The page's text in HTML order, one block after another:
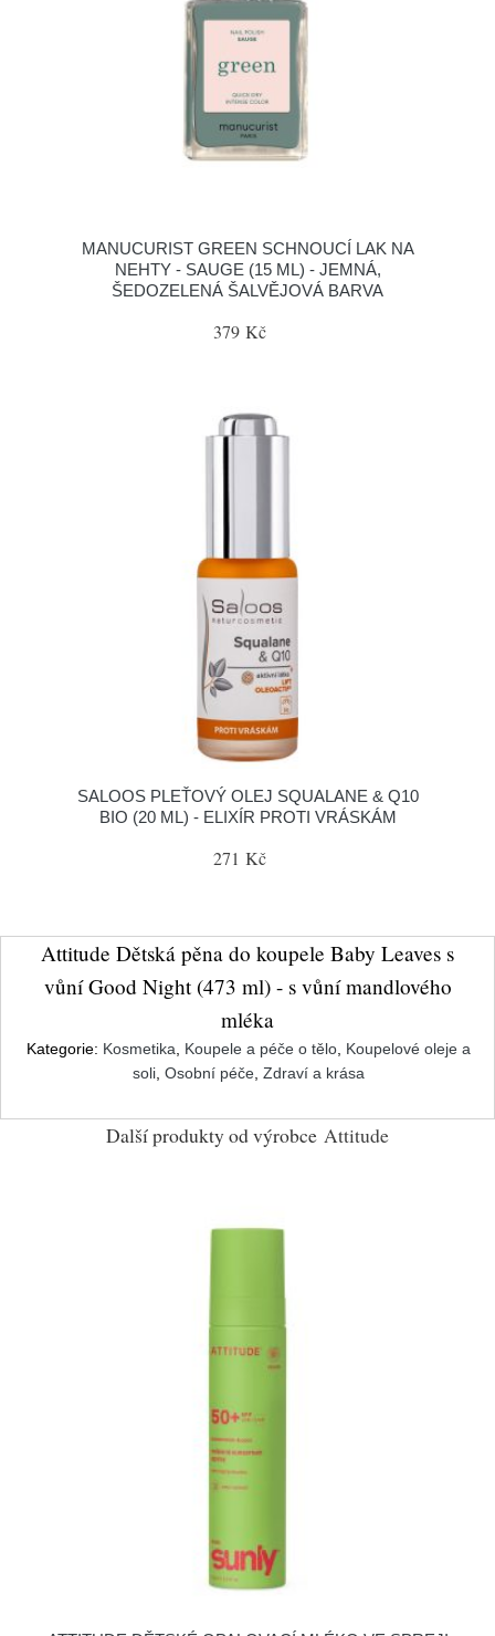
MANUCURIST GREEN SCHNOUCÍ LAK NA
NEHTY - SAUGE (15 ML) - JEMNÁ,
ŠEDOZELENÁ ŠALVĚJOVÁ BARVA
379 Kč
SALOOS PLEŤOVÝ OLEJ SQUALANE & Q10
BIO (20 ML) - ELIXÍR PROTI VRÁSKÁM
271 Kč
Attitude Dětská pěna do koupele Baby Leaves s
vůní Good Night (473 ml) - s vůní mandlového
mléka
Kategorie: Kosmetika Koupele a péče o tělo Koupelové oleje a
soli Osobní péče Zdraví a krása
Další produkty od výrobce Attitude